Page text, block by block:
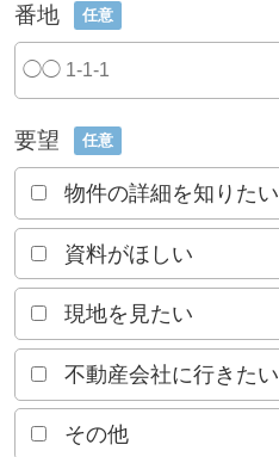
番地 任意
要望 任意
物件の詳細を知りたい
資料がほしい
現地を見たい
不動産会社に行きたい
その他